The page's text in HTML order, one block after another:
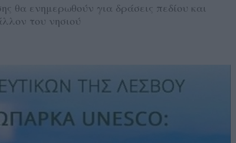
θα ενημερωθούν για δράσεις πεδίου και
του νησιού